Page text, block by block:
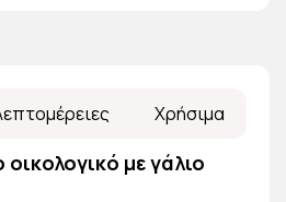
Χρήσιμα
με γάλιο